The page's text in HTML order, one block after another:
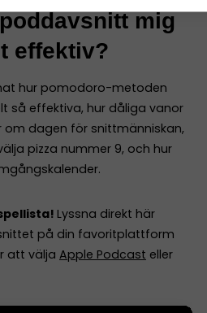
mig
effektiv?
hur pomodoro-metoden
så effektiva, hur dåliga vanor
dagen för snittmänniskan,
pizza nummer 9, och hur
Lyssna direkt här
på din favoritplattform
att välja Apple Podcast eller